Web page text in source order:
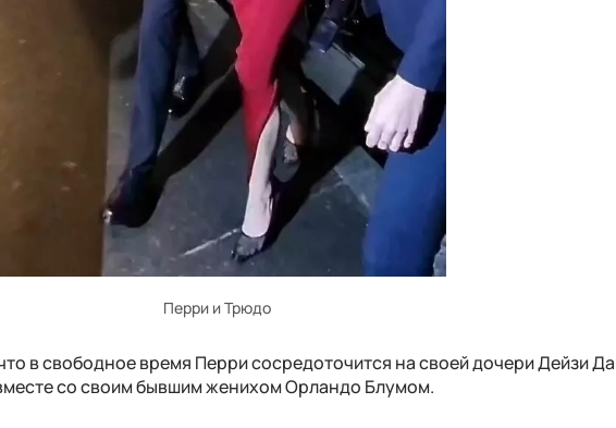
Перри и Трюдо
в свободное время Перри сосредоточится на своей дочери Дейзи
со своим бывшим женихом Орландо Блумом.